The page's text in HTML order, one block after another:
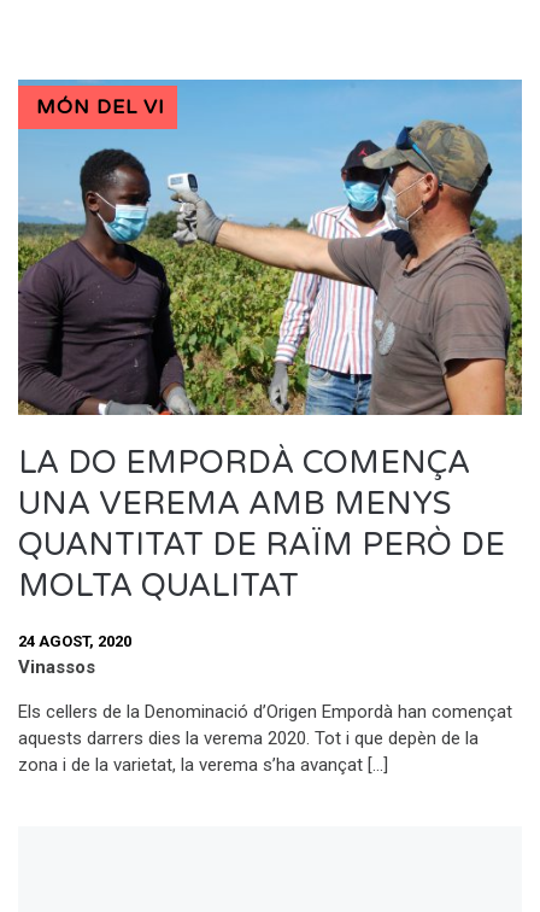
MÓN DEL VI
LA DO EMPORDÀ COMENÇA
UNA VEREMA AMB MENYS
QUANTITAT DE RAÏM PERÒ DE
MOLTA QUALITAT
24 AGOST, 2020
Vinassos
Els cellers de la Denominació d’Origen Empordà han començat
aquests darrers dies la verema 2020. Tot i que depèn de la
zona i de la varietat, la verema s’ha avançat […]